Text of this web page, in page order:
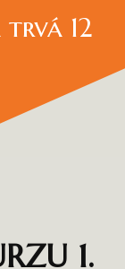
12
1.